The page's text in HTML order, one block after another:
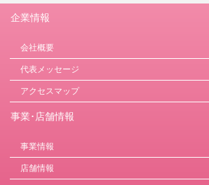
企業情報
会社概要
代表メッセージ
アクセスマップ
事業･店舗情報
事業情報
店舗情報